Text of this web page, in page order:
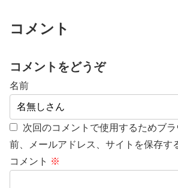
コメント
コメントをどうぞ
名前
次回のコメントで使用するためブ
前、メールアドレス、サイトを保存す
コメント ※